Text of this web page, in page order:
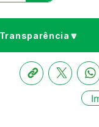
Transparência🔽